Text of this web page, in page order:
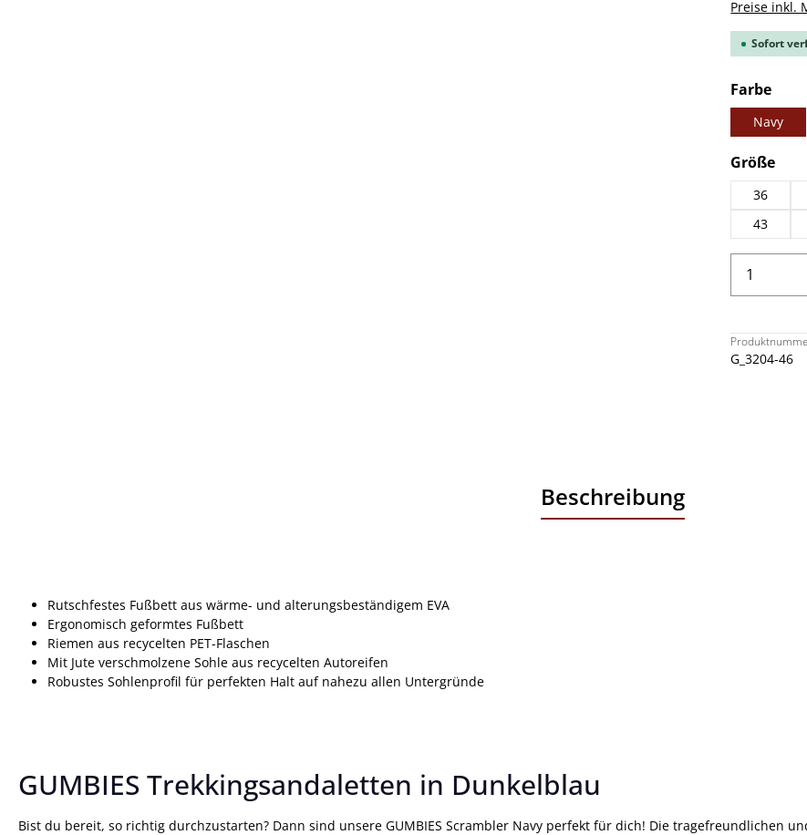
Preise inkl.
Sofort
Farbe
Navy
Größe
36
43
G_3204-46
Beschreibung
Rutschfestes Fußbett aus wärme- und alterungsbeständigem EVA
Ergonomisch geformtes Fußbett
Riemen aus recycelten PET-Flaschen
Mit Jute verschmolzene Sohle aus recycelten Autoreifen
Robustes Sohlenprofil für perfekten Halt auf nahezu allen Untergründe
GUMBIES Trekkingsandaletten in Dunkelblau
Bist du bereit, so richtig durchzustarten? Dann sind unsere GUMBIES Scrambler Navy perfekt für dich! Die tragefreundlichen